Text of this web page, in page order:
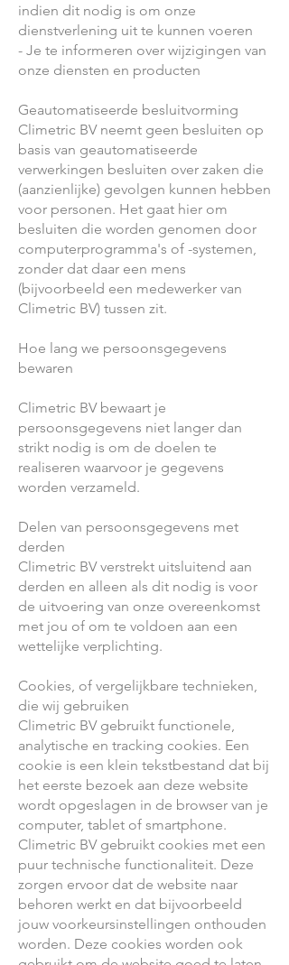
indien dit nodig is om onze
dienstverlening uit te kunnen voeren
- Je te informeren over wijzigingen van
onze diensten en producten
Geautomatiseerde besluitvorming
Climetric BV neemt geen besluiten op
basis van geautomatiseerde
verwerkingen besluiten over zaken die
(aanzienlijke) gevolgen kunnen hebben
voor personen. Het gaat hier om
besluiten die worden genomen door
computerprogramma's of -systemen,
zonder dat daar een mens
(bijvoorbeeld een medewerker van
Climetric BV) tussen zit.
Hoe lang we persoonsgegevens
bewaren
Climetric BV bewaart je
persoonsgegevens niet langer dan
strikt nodig is om de doelen te
realiseren waarvoor je gegevens
worden verzameld.
Delen van persoonsgegevens met
derden
Climetric BV verstrekt uitsluitend aan
derden en alleen als dit nodig is voor
de uitvoering van onze overeenkomst
met jou of om te voldoen aan een
wettelijke verplichting.
Cookies, of vergelijkbare technieken,
die wij gebruiken
Climetric BV gebruikt functionele,
analytische en tracking cookies. Een
cookie is een klein tekstbestand dat bij
het eerste bezoek aan deze website
wordt opgeslagen in de browser van je
computer, tablet of smartphone.
Climetric BV gebruikt cookies met een
puur technische functionaliteit. Deze
zorgen ervoor dat de website naar
behoren werkt en dat bijvoorbeeld
jouw voorkeursinstellingen onthouden
worden. Deze cookies worden ook